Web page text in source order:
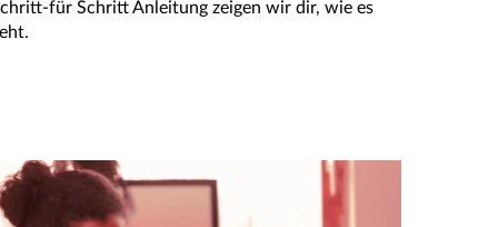
für Schritt Anleitung zeigen wir dir, wie es